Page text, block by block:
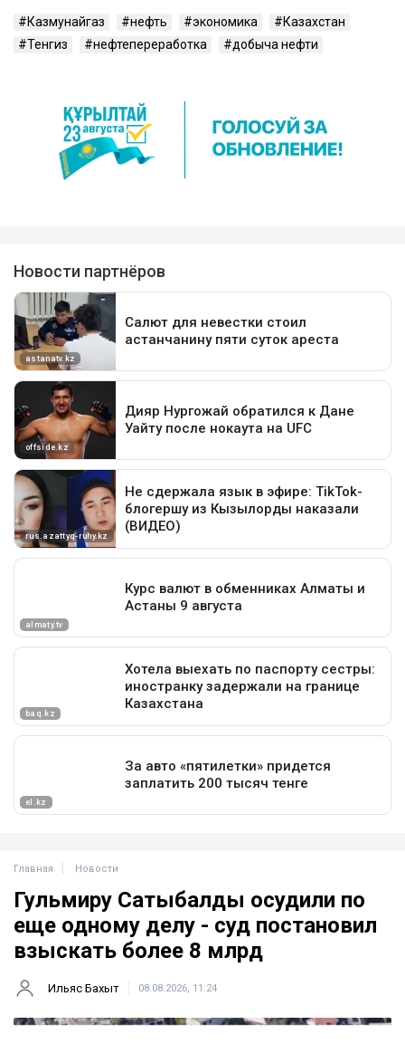
Казмунайгаз нефть экономика
Казахстан
Тенгиз
нефтепереработка добыча нефти
Главная Новости
Гульмиру Сатыбалды осудили по
еще одному делу - суд постановил
взыскать более 8 млрд
Ильяс Бахыт 08.08.2026, 11:24